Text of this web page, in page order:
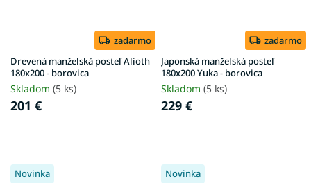
zadarmo
Drevená manželská posteľ Alioth
180x200 - borovica
Skladom (5 ks)
201 €
zadarmo
Japonská manželská posteľ
180x200 Yuka - borovica
Skladom (5 ks)
229 €
Novinka Novinka